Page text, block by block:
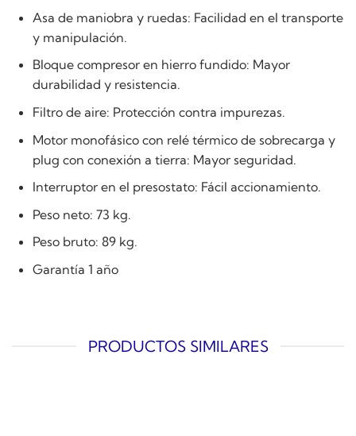
Asa de maniobra y ruedas: Facilidad en el transporte
y manipulación.
Bloque compresor en hierro fundido: Mayor
durabilidad y resistencia.
Filtro de aire: Protección contra impurezas.
Motor monofásico con relé térmico de sobrecarga y
plug con conexión a tierra: Mayor seguridad.
Interruptor en el presostato: Fácil accionamiento.
Peso neto: 73 kg.
Peso bruto: 89 kg.
Garantía 1 año
PRODUCTOS SIMILARES